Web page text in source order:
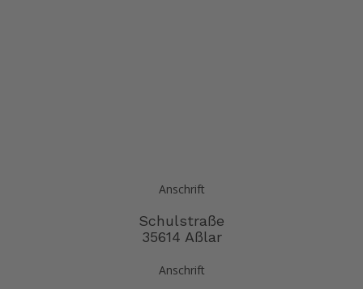
Anschrift
Schulstraße
35614 Aßlar
Anschrift